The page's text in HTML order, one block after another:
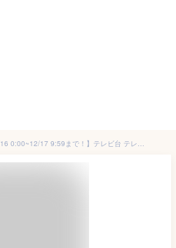
【クーポンで14％OFF！12/16 0:00~12/17 9:59まで！】テレビ台 テレビボード TV台 TVボード ローボード 47型 42型 37型 32型 おしゃれ おしゃれ家具 ロータイプ 韓国 インテリア ワンルーム コンパクト 1人暮らし テレワーク 引出し シンプル リビング 北欧 ナチュラル